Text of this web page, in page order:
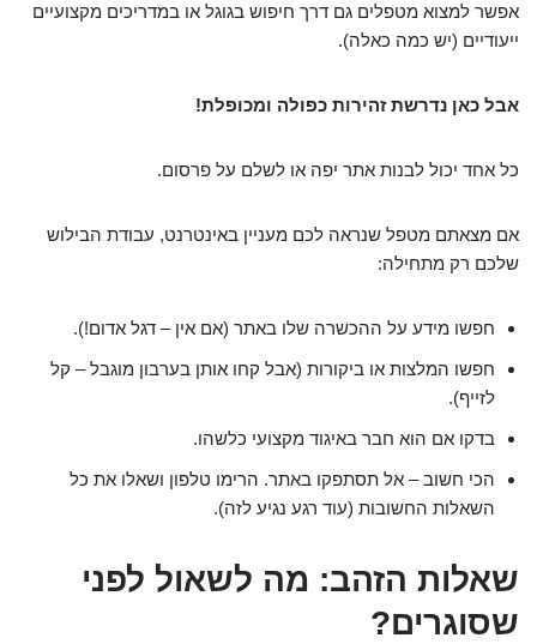
אפשר למצוא מטפלים גם דרך חיפוש בגוגל או במדריכים מקצועיים
ייעודיים (יש כמה כאלה).
אבל כאן נדרשת זהירות כפולה ומכופלת!
כל אחד יכול לבנות אתר יפה או לשלם על פרסום.
אם מצאתם מטפל שנראה לכם מעניין באינטרנט, עבודת הבילוש
שלכם רק מתחילה:
חפשו מידע על ההכשרה שלו באתר (אם אין – דגל אדום!).
חפשו המלצות או ביקורות (אבל קחו אותן בערבון מוגבל – קל
לזייף).
בדקו אם הוא חבר באיגוד מקצועי כלשהו.
הכי חשוב – אל תסתפקו באתר. הרימו טלפון ושאלו את כל
השאלות החשובות (עוד רגע נגיע לזה).
שאלות הזהב: מה לשאול לפני
שסוגרים?